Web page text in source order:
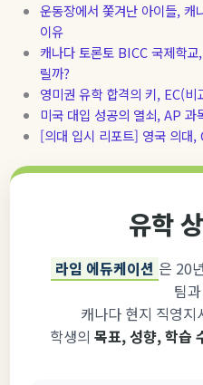
운동장에서 쫓겨난 아이들, 캐
이유
캐나다 토론토 BICC 국제학
릴까?
영미권 유학 합격의 키, EC(
미국 대입 성공의 열쇠, AP 과
[의대 입시 리포트] 영국 의대,
유학
라임 에듀케이션 은 20
팀
캐나다 현지 직영
학생의 목표, 성향, 학습